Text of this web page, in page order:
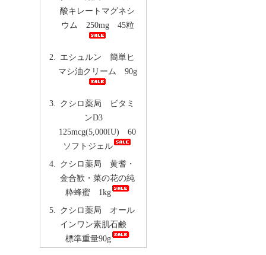
酸キレートマグネシ
ウム 250mg 45粒
エシュルン 簡単ヒ
マシ油クリーム 90g
クシロ薬局 ビタミ
ンD3
125mcg(5,000IU) 60
ソフトジェル
クシロ薬局 黄耆・
金合歓・菜の花の純
粋蜂蜜 1kg
クシロ薬局 オール
インワン素肌石鹸
標準重量90g